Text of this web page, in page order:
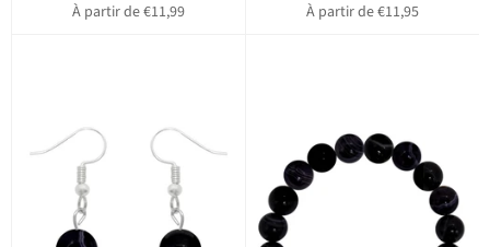
À partir de €11,99 À partir de €11,95